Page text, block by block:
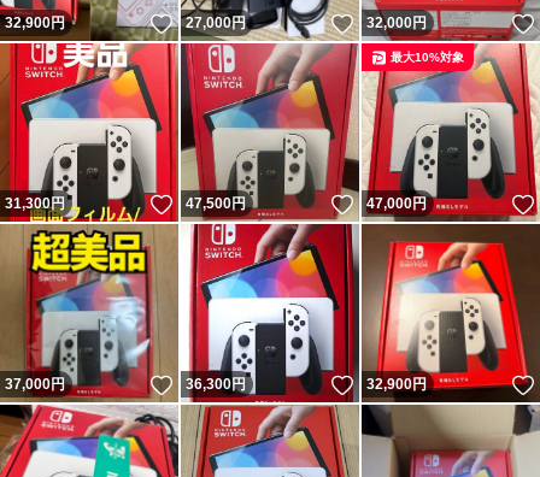
32,900円 いいね！
27,000円 いいね！
32,000円
31,300円 いいね！
47,500円 いいね！
47,000円
最大10%対象
37,000円 いいね！
36,300円 いいね！
32,900円